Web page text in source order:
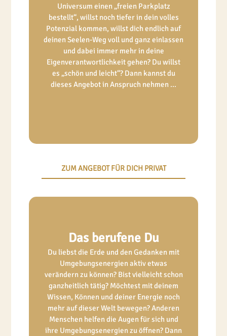
Universum einen „freien Parkplatz
bestellt“, willst noch tiefer in dein volles
Potenzial kommen, willst dich endlich auf
deinen Seelen-Weg voll und ganz einlassen
und dabei immer mehr in deine
Eigenverantwortlichkeit gehen? Du willst
es „schön und leicht“? Dann kannst du
dieses Angebot in Anspruch nehmen ...
ZUM ANGEBOT FÜR DICH PRIVAT
Das berufene Du
Du liebst die Erde und den Gedanken mit
Umgebungsenergien aktiv etwas
verändern zu können? Bist vielleicht schon
ganzheitlich tätig? Möchtest mit deinem
Wissen, Können und deiner Energie noch
mehr auf dieser Welt bewegen? Anderen
Menschen helfen die Augen für sich und
ihre Umgebungsenergien zu öffnen? Dann